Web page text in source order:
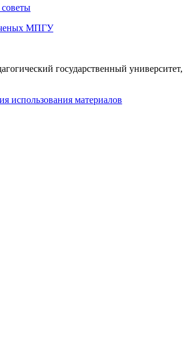
МПГУ
государственный университет,
использования материалов